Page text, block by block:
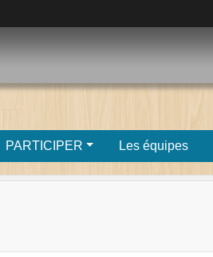
PARTICIPER Les équipes